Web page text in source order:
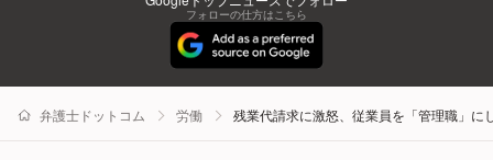
フォローの仕方はこちら
弁護士ドットコム 労働 残業代請求に激怒、従業員を「管理職」